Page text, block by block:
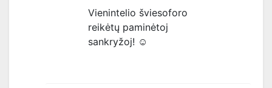
Vienintelio šviesoforo
reikėtų paminėtoj
sankryžoj! ☺️